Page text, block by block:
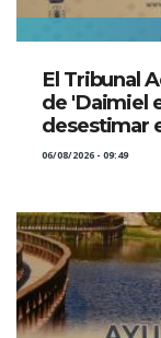
El Tribunal
de 'Daimiel
desestimar
06/08/2026 - 09:49